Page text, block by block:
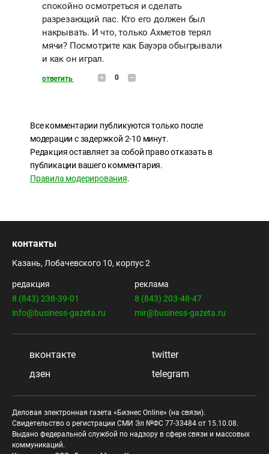
спокойно осмотреться и сделать
разрезающий пас. Кто его должен был
накрывать. И что, только Ахметов терял
мячи? Посмотрите как Бауэра обыгрывали
и как он играл.
ответить 0
Все комментарии публикуются только после
модерации с задержкой 2-10 минут.
Редакция оставляет за собой право отказать в
публикации вашего комментария.
Правила модерирования.
контакты
Казань, Лобачевского 10, корпус 2
редакция
8 (843) 238-39-01
info@business-gazeta.ru
реклама
8 (843) 203-48-47
mir@business-gazeta.ru
вконтакте
twitter
дзен
telegram
Деловая электронная газета «Бизнес Online» (на связи).
Свидетельство о регистрации СМИ Эл №ФС 77-33484 от 15.10.08.
Выдано федеральной службой по надзору в сфере связи и массовых
коммуникаций.